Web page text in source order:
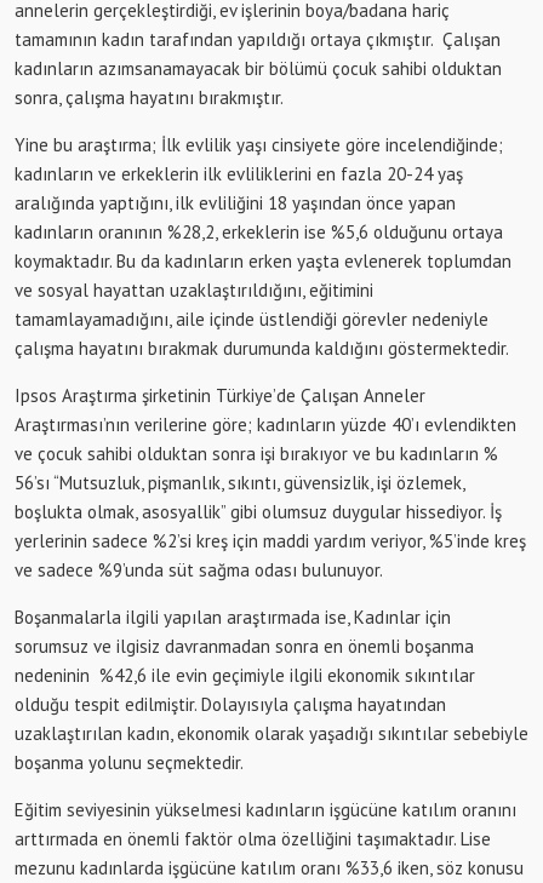
annelerin gerçekleştirdiği, ev işlerinin boya/badana hariç
tamamının kadın tarafından yapıldığı ortaya çıkmıştır. Çalışan
kadınların azımsanamayacak bir bölümü çocuk sahibi olduktan
sonra, çalışma hayatını bırakmıştır.
Yine bu araştırma; İlk evlilik yaşı cinsiyete göre incelendiğinde;
kadınların ve erkeklerin ilk evliliklerini en fazla 20-24 yaş
aralığında yaptığını, ilk evliliğini 18 yaşından önce yapan
kadınların oranının %28,2, erkeklerin ise %5,6 olduğunu ortaya
koymaktadır. Bu da kadınların erken yaşta evlenerek toplumdan
ve sosyal hayattan uzaklaştırıldığını, eğitimini
tamamlayamadığını, aile içinde üstlendiği görevler nedeniyle
çalışma hayatını bırakmak durumunda kaldığını göstermektedir.
Ipsos Araştırma şirketinin Türkiye’de Çalışan Anneler
Araştırması’nın verilerine göre; kadınların yüzde 40’ı evlendikten
ve çocuk sahibi olduktan sonra işi bırakıyor ve bu kadınların %
56’sı “Mutsuzluk, pişmanlık, sıkıntı, güvensizlik, işi özlemek,
boşlukta olmak, asosyallik” gibi olumsuz duygular hissediyor. İş
yerlerinin sadece %2’si kreş için maddi yardım veriyor, %5’inde kreş
ve sadece %9’unda süt sağma odası bulunuyor.
Boşanmalarla ilgili yapılan araştırmada ise, Kadınlar için
sorumsuz ve ilgisiz davranmadan sonra en önemli boşanma
nedeninin %42,6 ile evin geçimiyle ilgili ekonomik sıkıntılar
olduğu tespit edilmiştir. Dolayısıyla çalışma hayatından
uzaklaştırılan kadın, ekonomik olarak yaşadığı sıkıntılar sebebiyle
boşanma yolunu seçmektedir.
Eğitim seviyesinin yükselmesi kadınların işgücüne katılım oranını
arttırmada en önemli faktör olma özelliğini taşımaktadır. Lise
mezunu kadınlarda işgücüne katılım oranı %33,6 iken, söz konusu